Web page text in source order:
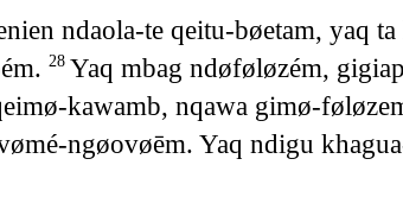
ndaola-te qeitu-bøetam, yaq
28 Yaq mbag ndøføløzém,
kawamb, nqawa gimø-
ngøovøēm. Yaq ndigu